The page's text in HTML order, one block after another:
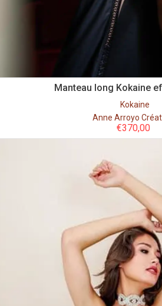
Manteau long Kokaine
Kokaine
Anne Arroyo
€370,00